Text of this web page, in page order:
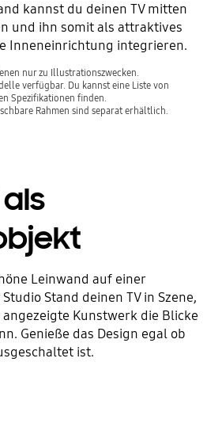
kannst du deinen TV mitten
und ihn somit als attraktives
Inneneinrichtung integrieren.
nur zu Illustrationszwecken.
verfügbar. Du kannst eine Liste von
Spezifikationen finden.
Rahmen sind separat erhältlich.
Leinwand auf einer
Stand deinen TV in Szene,
Kunstwerk die Blicke
Genieße das Design egal ob
ist.